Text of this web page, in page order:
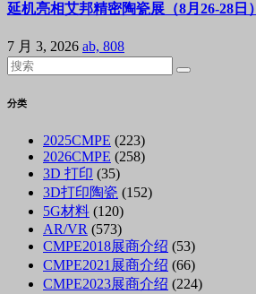
延机亮相艾邦精密陶瓷展（8月26-28日）
7 月 3, 2026 ab, 808
分类
2025CMPE (223)
2026CMPE (258)
3D 打印 (35)
3D打印陶瓷 (152)
5G材料 (120)
AR/VR (573)
CMPE2018展商介绍 (53)
CMPE2021展商介绍 (66)
CMPE2023展商介绍 (224)